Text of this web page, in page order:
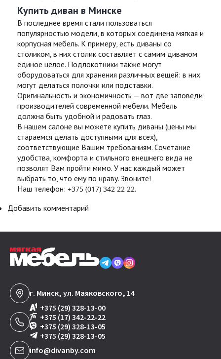
Купить диван в Минске
В последнее время стали пользоваться
популярностью модели, в которых соединена мягкая и
корпусная мебель. К примеру, есть диваны со
столиком, в них столик составляет с самим диваном
единое целое. Подлокотники также могут
оборудоваться для хранения различных вещей: в них
могут делаться полочки или подставки.
Оригинальность и экономичность — вот две заповеди
производителей современной мебели. Мебель
должна быть удобной и радовать глаз.
В нашем салоне вы можете купить диваны (цены мы
стараемся делать доступными для всех),
соответствующие Вашим требованиям. Сочетание
удобства, комфорта и стильного внешнего вида не
позволят Вам пройти мимо. У нас каждый может
выбрать то, что ему по нраву. Звоните!
Наш телефон: +375 (017) 342 22 22.
Добавить комментарий
г. Минск, ул. Маяковского, 14
+375 (29) 328-13-00
+375 (17) 342-22-22
+375 (29) 328-13-05
+375 (29) 328-13-05
info@divanby.com